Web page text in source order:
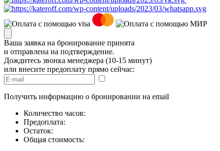
Ваша заявка на бронирование принята
и отправлена на подтверждение.
Дождитесь звонка менеджера (10-15 минут)
или внесите предоплату прямо сейчас:
Получить информацию о бронировании на email
Количество часов:
Предоплата:
Остаток:
Общая стоимость: